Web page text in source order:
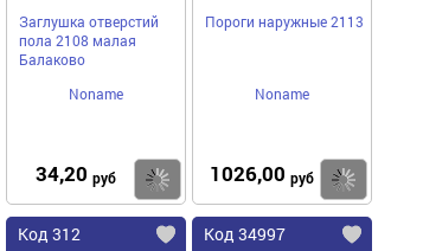
Заглушка отверстий
пола 2108 малая
Балаково
Noname
34,20 руб Купить
Пороги наружные 2113
Noname
1026,00 руб
Код 312 Код 34997